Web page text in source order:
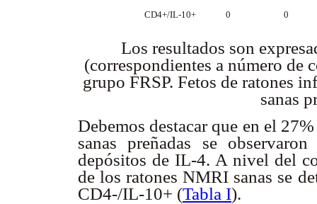
CD4+/IL-10+ 0 0
Los resultados son
(correspondientes a número de
grupo FRSP. Fetos de ratones
sanas
Debemos destacar que en el
sanas preñadas se
depósitos de IL-4. A nivel del
de los ratones NMRI sanas se
CD4-/IL-10+ (Tabla I).